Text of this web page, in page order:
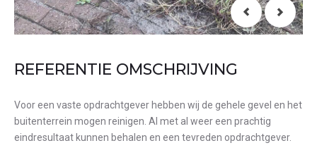
REFERENTIE OMSCHRIJVING
Voor een vaste opdrachtgever hebben wij de gehele gevel en het
buitenterrein mogen reinigen. Al met al weer een prachtig
eindresultaat kunnen behalen en een tevreden opdrachtgever.